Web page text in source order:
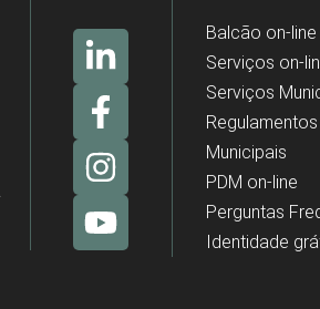
Balcão on-line
Serviços on-
Serviços
Regulamentos
Municipais
PDM on-line
Perguntas
Identidade